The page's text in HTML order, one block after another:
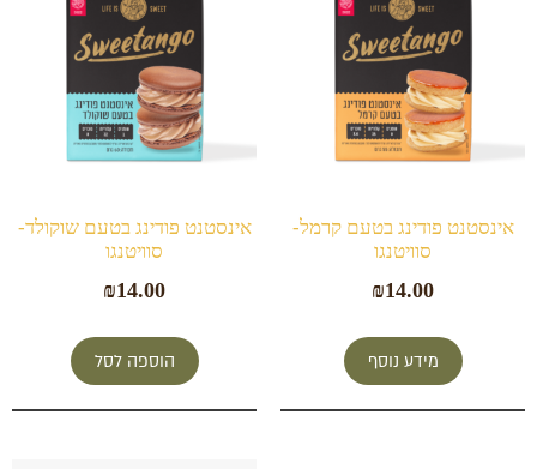
אינסטנט פודינג בטעם קרמל-
סוויטנגו
₪14.00
מידע נוסף
אינסטנט פודינג בטעם שוקולד-
סוויטנגו
₪14.00
הוספה לסל